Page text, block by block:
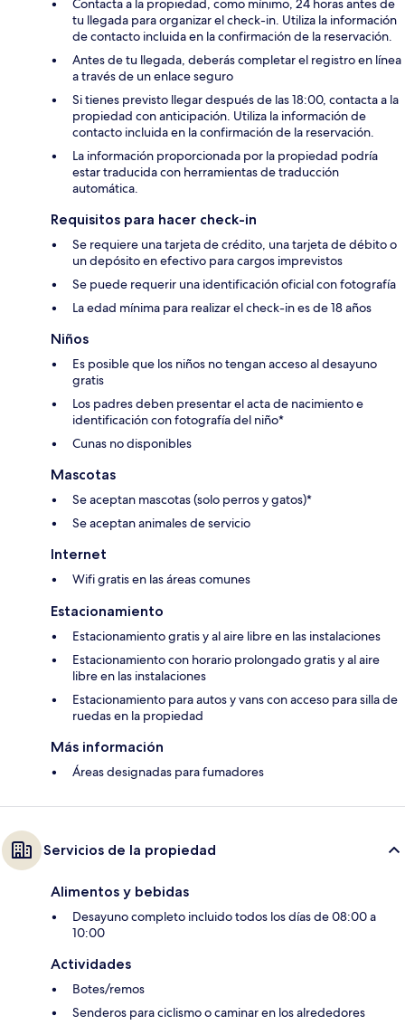
Contacta a la propiedad, como mínimo, 24 horas antes de
tu llegada para organizar el check-in. Utiliza la información
de contacto incluida en la confirmación de la reservación.
Antes de tu llegada, deberás completar el registro en línea
a través de un enlace seguro
Si tienes previsto llegar después de las 18:00, contacta a la
propiedad con anticipación. Utiliza la información de
contacto incluida en la confirmación de la reservación.
La información proporcionada por la propiedad podría
estar traducida con herramientas de traducción
automática.
Requisitos para hacer check-in
Se requiere una tarjeta de crédito, una tarjeta de débito o
un depósito en efectivo para cargos imprevistos
Se puede requerir una identificación oficial con fotografía
La edad mínima para realizar el check-in es de 18 años
Niños
Es posible que los niños no tengan acceso al desayuno
gratis
Los padres deben presentar el acta de nacimiento e
identificación con fotografía del niño*
Cunas no disponibles
Mascotas
Se aceptan mascotas (solo perros y gatos)*
Se aceptan animales de servicio
Internet
Wifi gratis en las áreas comunes
Estacionamiento
Estacionamiento gratis y al aire libre en las instalaciones
Estacionamiento con horario prolongado gratis y al aire
libre en las instalaciones
Estacionamiento para autos y vans con acceso para silla de
ruedas en la propiedad
Más información
Áreas designadas para fumadores
Servicios de la propiedad
Alimentos y bebidas
Desayuno completo incluido todos los días de 08:00 a
10:00
Actividades
Botes/remos
Senderos para ciclismo o caminar en los alrededores